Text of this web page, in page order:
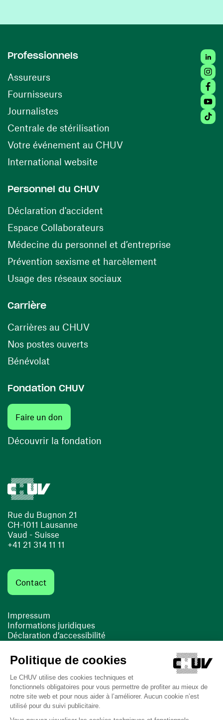
Rue du Bugnon 21
CH-1011 Lausanne
Vaud - Suisse
+41 21 314 11 11
Contact
Impressum
Informations juridiques
Déclaration d’accessibilité
Cookies
(ouvre une nouvelle fenêtre)
Professionnels
Assureurs
Fournisseurs(ouvre une nouvelle fenêtre)
Journalistes
Centrale de stérilisation (ouvre une nouvelle
Votre événement au CHUV(ouvre une nouvelle
International website
Personnel du CHUV
Déclaration d'accident
Espace Collaborateurs(ouvre une nouvelle fenêtre)
Médecine du personnel et d’entreprise
Prévention sexisme et harcèlement
Usage des réseaux sociaux(ouvre une nouvelle
Carrière
Carrières au CHUV(ouvre une nouvelle fenêtre)
Nos postes ouverts(ouvre une nouvelle fenêtre)
Bénévolat
Fondation CHUV
Faire un don
Découvrir la fondation